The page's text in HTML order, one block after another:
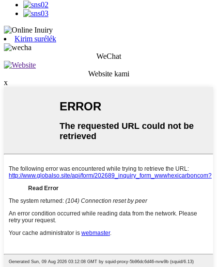
Kirim surélék
WeChat
Website kami
x